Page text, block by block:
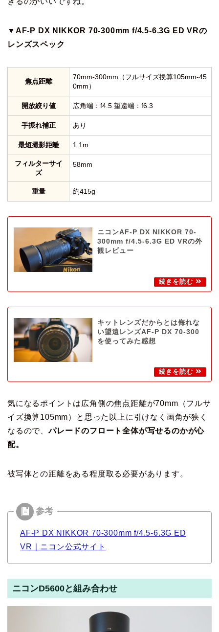
▼AF-P DX NIKKOR 70-300mm f/4.5-6.3G ED VRの
レンズスペック
焦点距離
70mm-300mm（フルサイズ換算105mm-45
0mm）
開放絞り値 広角端：f4.5 望遠端：f6.3
手振れ補正 あり
最短撮影距離 1.1m
フィルターサイ
ズ
58mm
重量 約415g
ニコンAF-P DX NIKKOR 70-
300mm f/4.5-6.3G ED VRの外
観レビュー
キットレンズだからとは侮れな
い望遠レンズAF-P DX 70-300
を使ってみた感想
気になるポイントは広角側の焦点距離が70mm（フルサ
イズ換算105mm）と思った以上に引けなく画角が狭く
なるので、パレードのフロート全体が写せるのかが心
配。
被写体との距離をある程度取る必要があります。
AF-P DX NIKKOR 70-300mm f/4.5-6.3G ED
VR｜ニコン公式サイト
ニコンD5600と組み合わせ